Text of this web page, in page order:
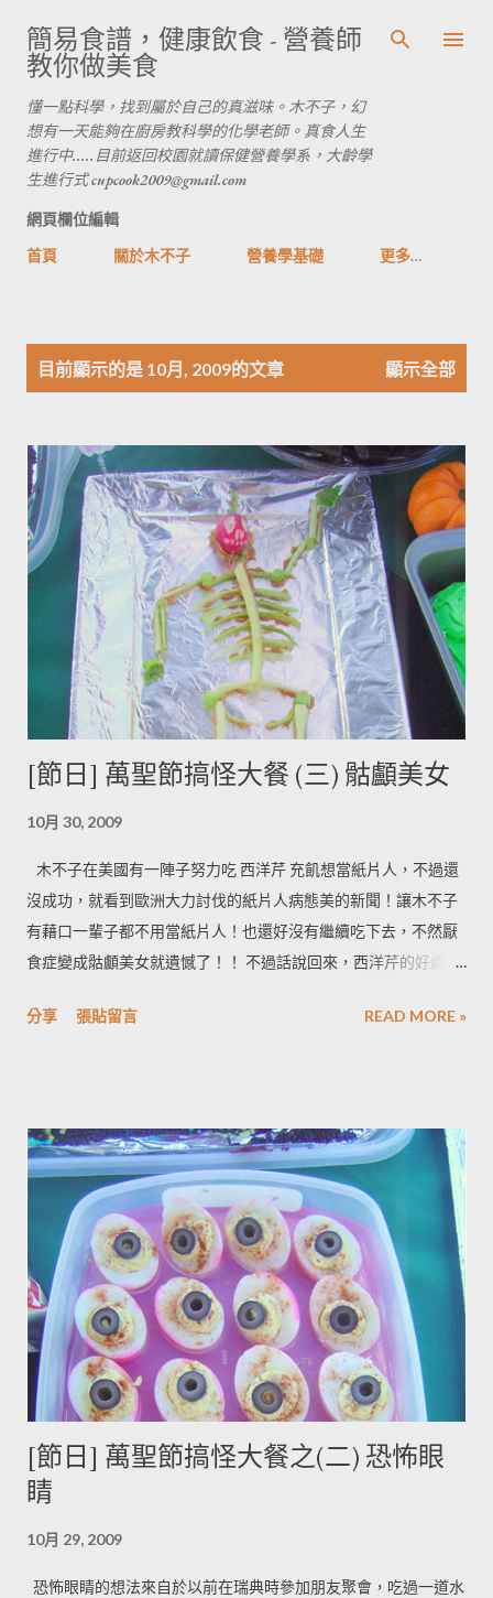
跳到主要內容
簡易食譜，健康飲食 - 營養師
教你做美食
懂一點科學，找到屬於自己的真滋味。木不子，幻
想有一天能夠在廚房教科學的化學老師。真食人生
進行中.....目前返回校園就讀保健營養學系，大齡學
生進行式 cupcook2009@gmail.com
網頁欄位編輯
首頁
關於木不子 營養學基礎 更多…
目前顯示的是 10月, 2009的文章 顯示全部
[節日] 萬聖節搞怪大餐 (三) 骷顱美女
10月 30, 2009
木不子在美國有一陣子努力吃 西洋芹 充飢想當紙片人，不過還
沒成功，就看到歐洲大力討伐的紙片人病態美的新聞！讓木不子
有藉口一輩子都不用當紙片人！也還好沒有繼續吃下去，不然厭
食症變成骷顱美女就遺憾了！！ 不過話說回來，西洋芹的好處是
B2及胡蘿蔔素，且屬於高纖維低熱量蔬菜。並且能夠清血脂、降
分享 張貼留言 READ MORE »
[節日] 萬聖節搞怪大餐之(二) 恐怖眼
睛
10月 29, 2009
恐怖眼睛的想法來自於以前在瑞典時參加朋友聚會，吃過一道水